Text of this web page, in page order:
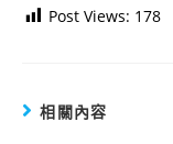
Post Views: 178
相關內容